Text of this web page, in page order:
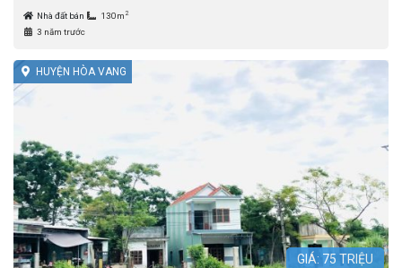
Nhà đất bán 130m 2
3 năm trước
HUYỆN HÒA VANG
GIÁ: 75 TRIỆU